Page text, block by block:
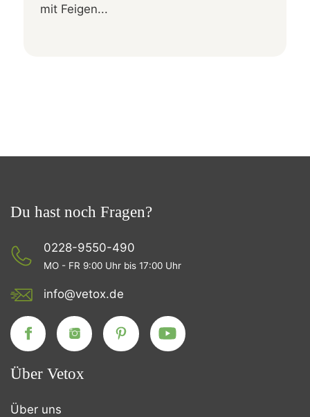
mit Feigen...
Du hast noch Fragen?
0228-9550-490
MO - FR 9:00 Uhr bis 17:00 Uhr
info@vetox.de
Über Vetox
Über uns